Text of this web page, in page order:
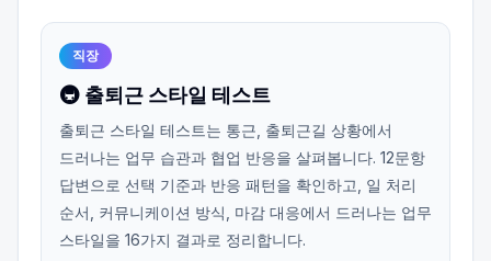
직장
🚇 출퇴근 스타일 테스트
출퇴근 스타일 테스트는 통근, 출퇴근길 상황에서
드러나는 업무 습관과 협업 반응을 살펴봅니다. 12문항
답변으로 선택 기준과 반응 패턴을 확인하고, 일 처리
순서, 커뮤니케이션 방식, 마감 대응에서 드러나는 업무
스타일을 16가지 결과로 정리합니다.